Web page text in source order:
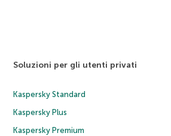
Soluzioni per gli utenti privati
Kaspersky Standard
Kaspersky Plus
Kaspersky Premium